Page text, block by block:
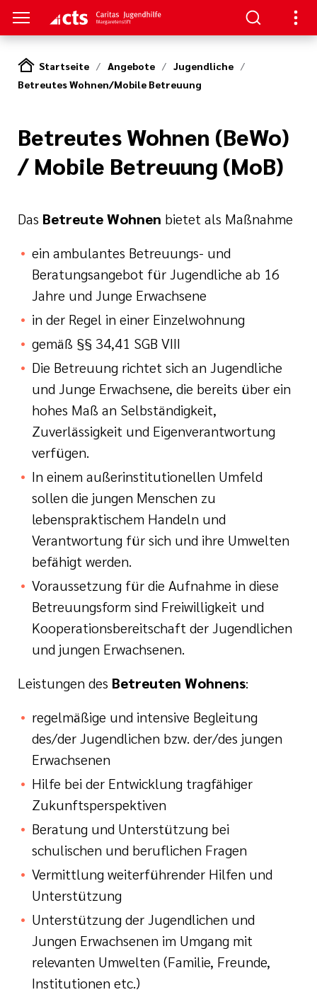
der cts
Dienst
Startseite Angebote
Jugendliche
Betreutes Wohnen/Mobile Betreuung
Betreutes Wohnen (BeWo)
/ Mobile Betreuung (MoB)
Das Betreute Wohnen bietet als Maßnahme
ein ambulantes Betreuungs- und
Beratungsangebot für Jugendliche ab 16
Jahre und Junge Erwachsene
in der Regel in einer Einzelwohnung
gemäß §§ 34,41 SGB VIII
Die Betreuung richtet sich an Jugendliche
und Junge Erwachsene, die bereits über ein
hohes Maß an Selbständigkeit,
Zuverlässigkeit und Eigenverantwortung
verfügen.
In einem außerinstitutionellen Umfeld
sollen die jungen Menschen zu
lebenspraktischem Handeln und
Verantwortung für sich und ihre Umwelten
befähigt werden.
Voraussetzung für die Aufnahme in diese
Betreuungsform sind Freiwilligkeit und
Kooperationsbereitschaft der Jugendlichen
und jungen Erwachsenen.
Leistungen des Betreuten Wohnens:
regelmäßige und intensive Begleitung
des/der Jugendlichen bzw. der/des jungen
Erwachsenen
Hilfe bei der Entwicklung tragfähiger
Zukunftsperspektiven
Beratung und Unterstützung bei
schulischen und beruflichen Fragen
Vermittlung weiterführender Hilfen und
Unterstützung
Unterstützung der Jugendlichen und
Jungen Erwachsenen im Umgang mit
relevanten Umwelten (Familie, Freunde,
Institutionen etc.)